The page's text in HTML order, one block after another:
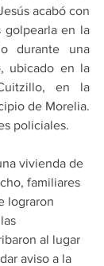
acabó con
golpearla en la
durante una
ubicado en la
en la
de Morelia.
policiales.
vivienda de
familiares
lograron
al lugar
aviso a la